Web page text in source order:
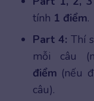
tính 1 điểm.
Part 4: Thí
mỗi câu
điểm (nếu
câu).